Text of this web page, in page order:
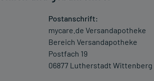
Postanschrift:
mycare.de Versandapotheke
Bereich Versandapotheke
Postfach 19
06877 Lutherstadt Wittenberg